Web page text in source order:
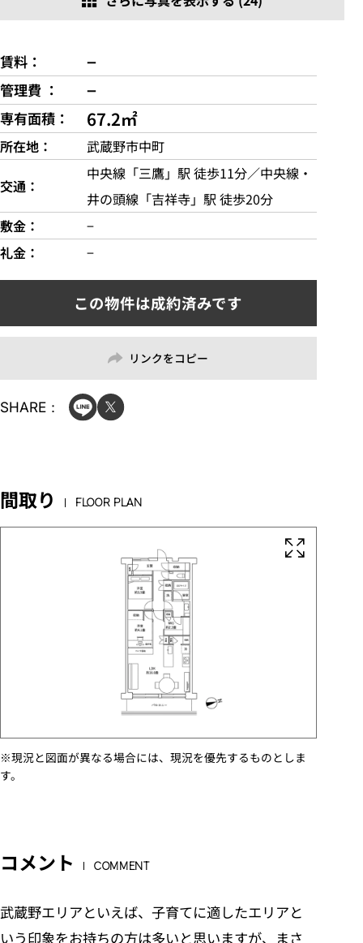
賃料 −
管理費 −
専有面積 67.2㎡
所在地 武蔵野市中町
交通
中央線「三鷹」駅 徒歩11分／中央線・
井の頭線「吉祥寺」駅 徒歩20分
敷金
−
礼金
−
リンクをコピー
SHARE：
間取り FLOOR PLAN
※現況と図面が異なる場合には、現況を優先するものとしま
す。
コメント COMMENT
武蔵野エリアといえば、子育てに適したエリアと
いう印象をお持ちの方は多いと思いますが、まさ